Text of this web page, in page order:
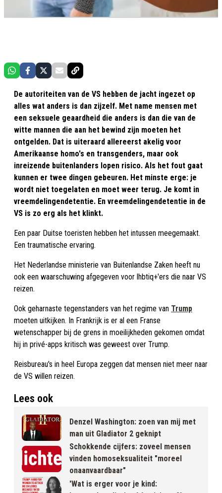
De autoriteiten van de VS hebben de jacht ingezet op
alles wat anders is dan zijzelf. Met name mensen met
een seksuele geaardheid die anders is dan die van de
witte mannen die aan het bewind zijn moeten het
ontgelden. Dat is uiteraard allereerst akelig voor
Amerikaanse homo's en transgenders, maar ook
inreizende buitenlanders lopen risico. Als het fout gaat
kunnen er twee dingen gebeuren. Het minste erge: je
wordt niet toegelaten en moet weer terug. Je komt in
vreemdelingendetentie. En vreemdelingendetentie in de
VS is zo erg als het klinkt.
Een paar Duitse toeristen hebben het intussen meegemaakt.
Een traumatische ervaring.
Het Nederlandse ministerie van Buitenlandse Zaken heeft nu
ook een waarschuwing afgegeven voor lhbtiq+'ers die naar VS
reizen.
Ook geharnaste tegenstanders van het regime van Trump
moeten uitkijken. In Frankrijk is er al een Franse
wetenschapper bij de grens in moeilijkheden gekomen omdat
hij in privé-apps kritisch was geweest over Trump.
Reisbureau's in heel Europa zeggen dat mensen niet meer naar
de VS willen reizen.
Lees ook
Denzel Washington: zoen van mij met
man uit Gladiator 2 geknipt
Schokkende cijfers: zoveel mensen
vinden homoseksualiteit "moreel
onaanvaardbaar"
'Wat is erger voor je kind: